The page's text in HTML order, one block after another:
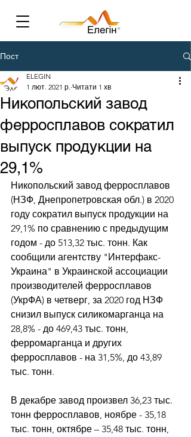
Пост
Никопольский завод
ферросплавов сократил
выпуск продукции на
29,1%
ELEGIN
1 лют. 2021 р. Читати 1 хв
Никопольский завод ферросплавов
(НЗФ, Днепропетровская обл.) в 2020
году сократил выпуск продукции на
29,1% по сравнению с предыдущим
годом - до 513,32 тыс. тонн. Как
сообщили агентству "Интерфакс-
Украина" в Украинской ассоциации
производителей ферросплавов
(УкрФА) в четверг, за 2020 год НЗФ
снизил выпуск силикомарганца на
28,8% - до 469,43 тыс. тонн,
ферромарганца и других
ферросплавов - на 31,5%, до 43,89
тыс. тонн.
В декабре завод произвел 36,23 тыс.
тонн ферросплавов, ноябре - 35,18
тыс. тонн, октябре – 35,48 тыс. тонн,